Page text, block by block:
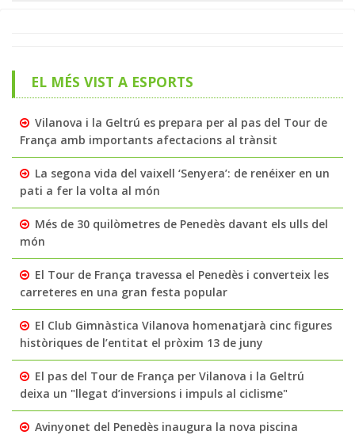
EL MÉS VIST A ESPORTS
Vilanova i la Geltrú es prepara per al pas del Tour de
França amb importants afectacions al trànsit
La segona vida del vaixell ‘Senyera’: de renéixer en un
pati a fer la volta al món
Més de 30 quilòmetres de Penedès davant els ulls del
món
El Tour de França travessa el Penedès i converteix les
carreteres en una gran festa popular
El Club Gimnàstica Vilanova homenatjarà cinc figures
històriques de l’entitat el pròxim 13 de juny
El pas del Tour de França per Vilanova i la Geltrú
deixa un "llegat d’inversions i impuls al ciclisme"
Avinyonet del Penedès inaugura la nova piscina